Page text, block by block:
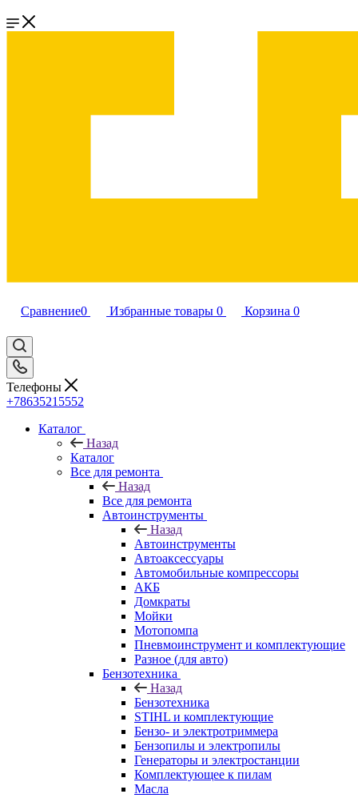
Сравнение0 Избранные товары 0 Корзина 0
Телефоны
+78635215552
Каталог
Назад
Каталог
Все для ремонта
Назад
Все для ремонта
Автоинструменты
Назад
Автоинструменты
Автоаксессуары
Автомобильные компрессоры
АКБ
Домкраты
Мойки
Мотопомпа
Пневмоинструмент и комплектующие
Разное (для авто)
Бензотехника
Назад
Бензотехника
STIHL и комплектующие
Бензо- и электротриммера
Бензопилы и электропилы
Генераторы и электростанции
Комплектующее к пилам
Масла